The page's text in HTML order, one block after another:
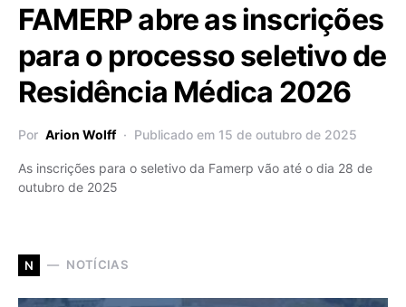
FAMERP abre as inscrições
para o processo seletivo de
Residência Médica 2026
Por Arion Wolff Publicado em 15 de outubro de 2025
As inscrições para o seletivo da Famerp vão até o dia 28 de
outubro de 2025
N NOTÍCIAS